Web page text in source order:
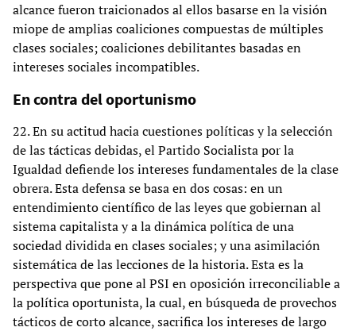
alcance fueron traicionados al ellos basarse en la visión
miope de amplias coaliciones compuestas de múltiples
clases sociales; coaliciones debilitantes basadas en
intereses sociales incompatibles.
En contra del oportunismo
22. En su actitud hacia cuestiones políticas y la selección
de las tácticas debidas, el Partido Socialista por la
Igualdad defiende los intereses fundamentales de la clase
obrera. Esta defensa se basa en dos cosas: en un
entendimiento científico de las leyes que gobiernan al
sistema capitalista y a la dinámica política de una
sociedad dividida en clases sociales; y una asimilación
sistemática de las lecciones de la historia. Esta es la
perspectiva que pone al PSI en oposición irreconciliable a
la política oportunista, la cual, en búsqueda de provechos
tácticos de corto alcance, sacrifica los intereses de largo